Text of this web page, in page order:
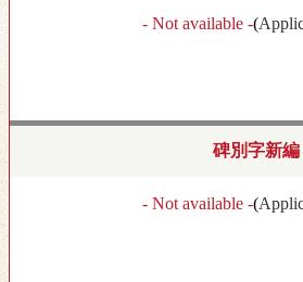
- Not available -(
碑別字新編
- Not available -(